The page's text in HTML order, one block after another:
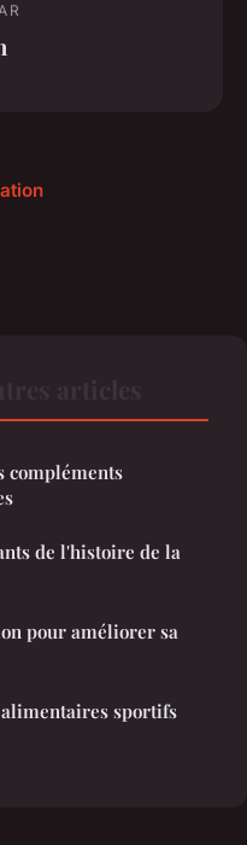
compléments
de l'histoire de la
pour améliorer sa
sportifs